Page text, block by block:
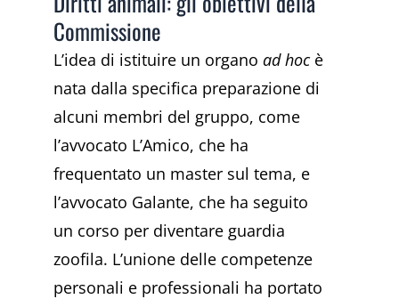
Commissione
L’idea di istituire un organo ad hocè
nata dalla specifica preparazione di
alcuni membri del gruppo, come
l’avvocato L’Amico, che ha
frequentato un master sul tema, e
l’avvocato Galante, che ha seguito
un corso per diventare guardia
zoofila. L’unione delle competenze
personali e professionali ha portato